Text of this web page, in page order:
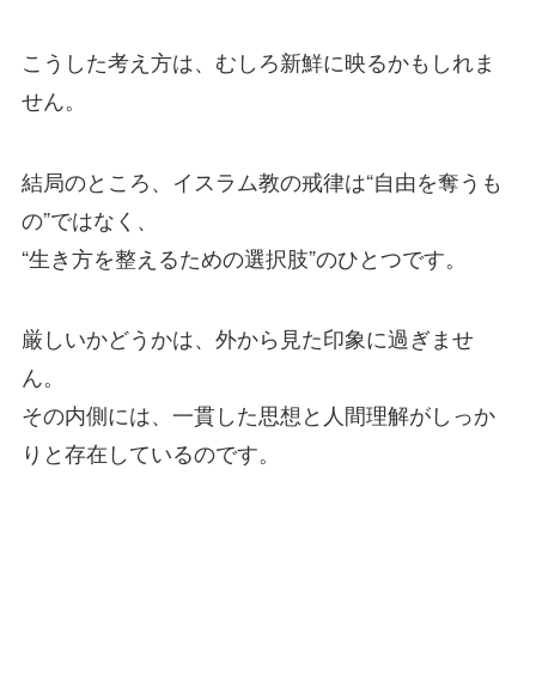
こうした考え方は、むしろ新鮮に映るかもしれま
せん。
結局のところ、イスラム教の戒律は“自由を奪うも
の”ではなく、
“生き方を整えるための選択肢”のひとつです。
厳しいかどうかは、外から見た印象に過ぎませ
ん。
その内側には、一貫した思想と人間理解がしっか
りと存在しているのです。